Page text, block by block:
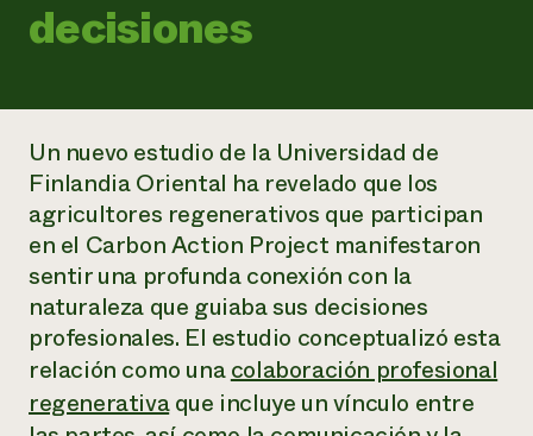
Informes anuales y financieros
Historias de impacto
Informe de
impacto 2024
LEER EL INFORME
Agricultura urbana
Las mujeres en la agricultura
Evento anual de reciclaje de productos electrónicos
Programa de descuentos de NorthWestern Energy
Servicios energéticos comerciales
Servicios energéticos residenciales
LIHEAP
Centro de intercambio de información AgriSolar
Publicaciones
Cursos cortos
Vídeos
Oportunidades de financiación
Noticias
Internship Hub
Asociaciones empresariales
Donar
Boletín
Consultas de los medios de comunicación
Todos
contribuyen a la
resiliencia de la
comunidad.
DONAR AHORA
decisiones
Un nuevo estudio de la Universidad de
Finlandia Oriental ha revelado que los
agricultores regenerativos que participan
en el Carbon Action Project manifestaron
sentir una profunda conexión con la
naturaleza que guiaba sus decisiones
profesionales. El estudio conceptualizó esta
relación como unacolaboración profesional
regenerativaque incluye un vínculo entre